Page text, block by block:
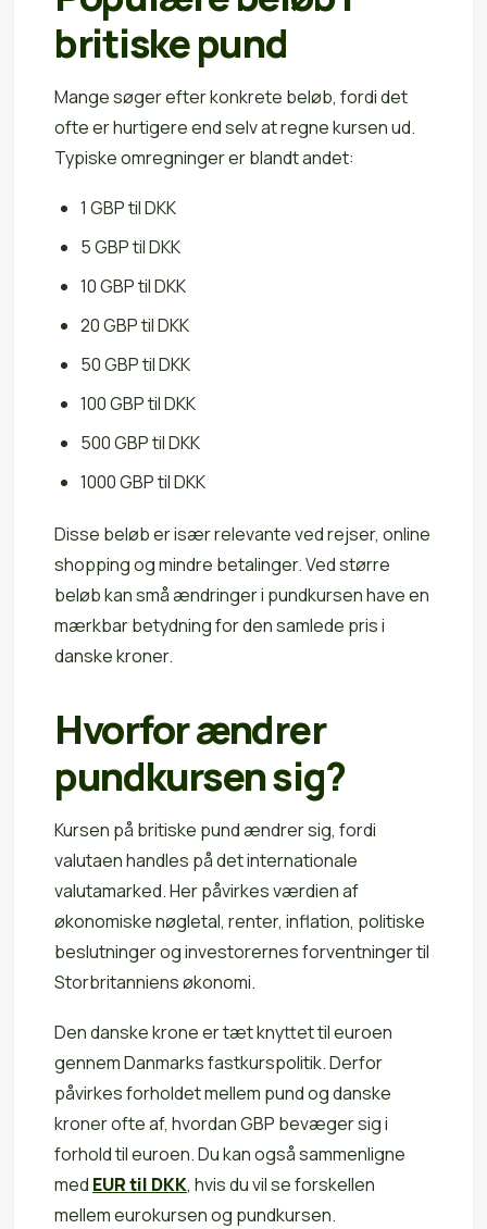
britiske pund
Mange søger efter konkrete beløb, fordi det
ofte er hurtigere end selv at regne kursen ud.
Typiske omregninger er blandt andet:
1 GBP til DKK
5 GBP til DKK
10 GBP til DKK
20 GBP til DKK
50 GBP til DKK
100 GBP til DKK
500 GBP til DKK
1000 GBP til DKK
Disse beløb er især relevante ved rejser, online
shopping og mindre betalinger. Ved større
beløb kan små ændringer i pundkursen have en
mærkbar betydning for den samlede pris i
danske kroner.
Hvorfor ændrer
pundkursen sig?
Kursen på britiske pund ændrer sig, fordi
valutaen handles på det internationale
valutamarked. Her påvirkes værdien af
økonomiske nøgletal, renter, inflation, politiske
beslutninger og investorernes forventninger til
Storbritanniens økonomi.
Den danske krone er tæt knyttet til euroen
gennem Danmarks fastkurspolitik. Derfor
påvirkes forholdet mellem pund og danske
kroner ofte af, hvordan GBP bevæger sig i
forhold til euroen. Du kan også sammenligne
med EUR til DKK, hvis du vil se forskellen
mellem eurokursen og pundkursen.